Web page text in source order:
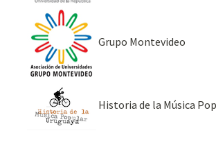
Grupo Montevideo
Historia de la Música